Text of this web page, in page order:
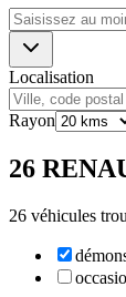
Localisation
Rayon
26
26 véhicules